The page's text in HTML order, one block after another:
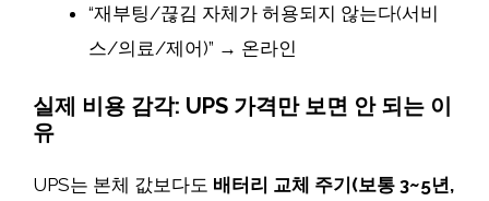
“재부팅/끊김 자체가 허용되지 않는다(서비
스/의료/제어)” → 온라인
실제 비용 감각: UPS 가격만 보면 안 되는 이
유
UPS는 본체 값보다도 배터리 교체 주기(보통 3~5년,